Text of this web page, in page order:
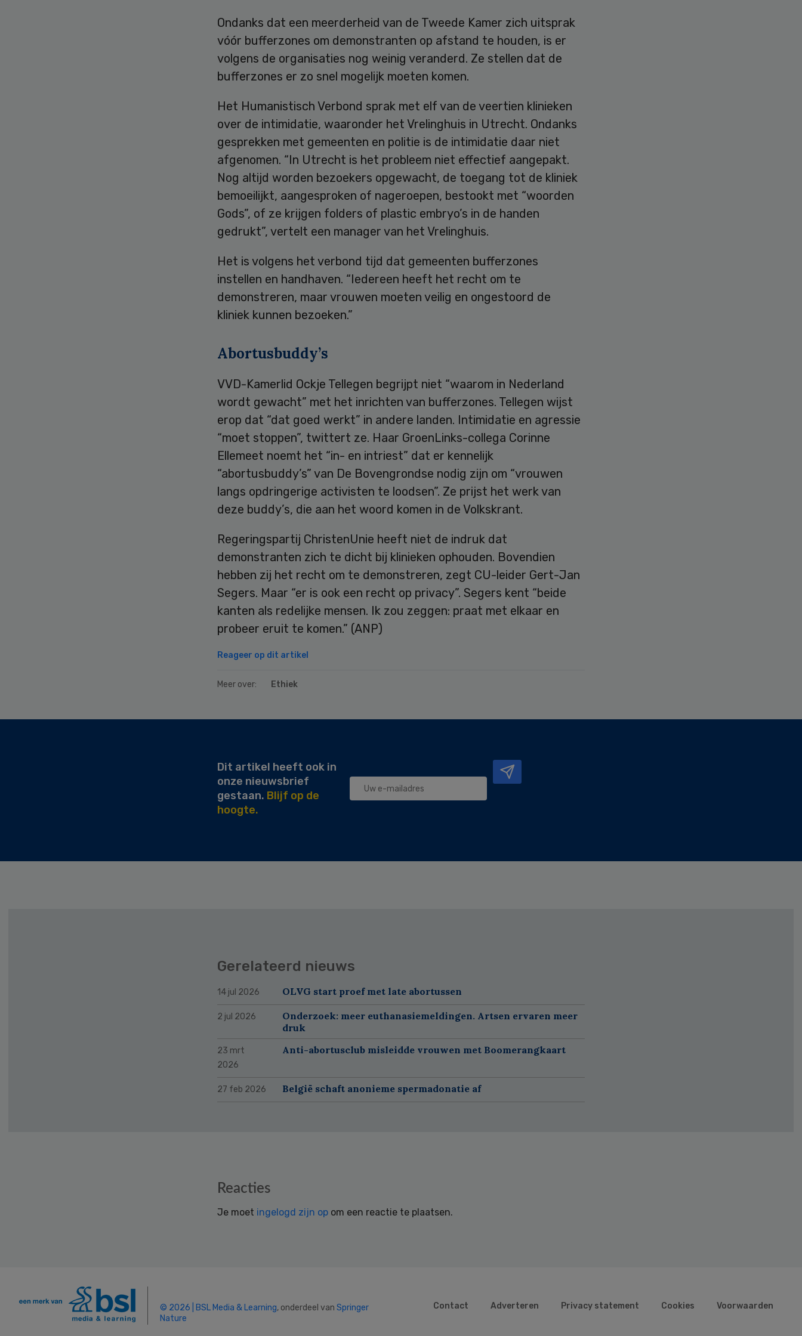
Ondanks dat een meerderheid van de Tweede Kamer zich uitsprak
vóór bufferzones om demonstranten op afstand te houden, is er
volgens de organisaties nog weinig veranderd. Ze stellen dat de
bufferzones er zo snel mogelijk moeten komen.
Het Humanistisch Verbond sprak met elf van de veertien klinieken
over de intimidatie, waaronder het Vrelinghuis in Utrecht. Ondanks
gesprekken met gemeenten en politie is de intimidatie daar niet
afgenomen. “In Utrecht is het probleem niet effectief aangepakt.
Nog altijd worden bezoekers opgewacht, de toegang tot de kliniek
bemoeilijkt, aangesproken of nageroepen, bestookt met “woorden
Gods”, of ze krijgen folders of plastic embryo’s in de handen
gedrukt”, vertelt een manager van het Vrelinghuis.
Het is volgens het verbond tijd dat gemeenten bufferzones
instellen en handhaven. “Iedereen heeft het recht om te
demonstreren, maar vrouwen moeten veilig en ongestoord de
kliniek kunnen bezoeken.”
Abortusbuddy’s
VVD-Kamerlid Ockje Tellegen begrijpt niet “waarom in Nederland
wordt gewacht” met het inrichten van bufferzones. Tellegen wijst
erop dat “dat goed werkt” in andere landen. Intimidatie en agressie
“moet stoppen”, twittert ze. Haar GroenLinks-collega Corinne
Ellemeet noemt het “in- en intriest” dat er kennelijk
“abortusbuddy’s” van De Bovengrondse nodig zijn om “vrouwen
langs opdringerige activisten te loodsen”. Ze prijst het werk van
deze buddy’s, die aan het woord komen in de Volkskrant.
Regeringspartij ChristenUnie heeft niet de indruk dat
demonstranten zich te dicht bij klinieken ophouden. Bovendien
hebben zij het recht om te demonstreren, zegt CU-leider Gert-Jan
Segers. Maar “er is ook een recht op privacy”. Segers kent “beide
kanten als redelijke mensen. Ik zou zeggen: praat met elkaar en
probeer eruit te komen.” (ANP)
Reageer op dit artikel
Meer over: Ethiek
Dit artikel heeft ook in
onze nieuwsbrief
gestaan. Blijf op de
hoogte.
Gerelateerd nieuws
14 jul 2026 OLVG start proef met late abortussen
2 jul 2026
Onderzoek: meer euthanasiemeldingen. Artsen ervaren meer
druk
23 mrt
2026
Anti-abortusclub misleidde vrouwen met Boomerangkaart
27 feb 2026 België schaft anonieme spermadonatie af
Reacties
Je moet ingelogd zijn op om een reactie te plaatsen.
© 2026 | BSL Media & Learning, onderdeel van Springer
Nature
Contact Adverteren Privacy statement Cookies Voorwaarden